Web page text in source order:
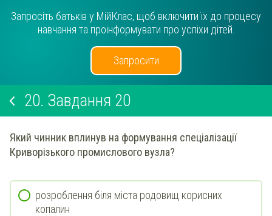
Запросіть батьків у МійКлас, щоб включити їх до процесу
навчання та проінформувати про успіхи дітей.
Запросити
20. Завдання 20
Який чинник вплинув на формування спеціалізації
Криворізького промислового вузла?
розроблення біля міста родовищ корисних
копалин